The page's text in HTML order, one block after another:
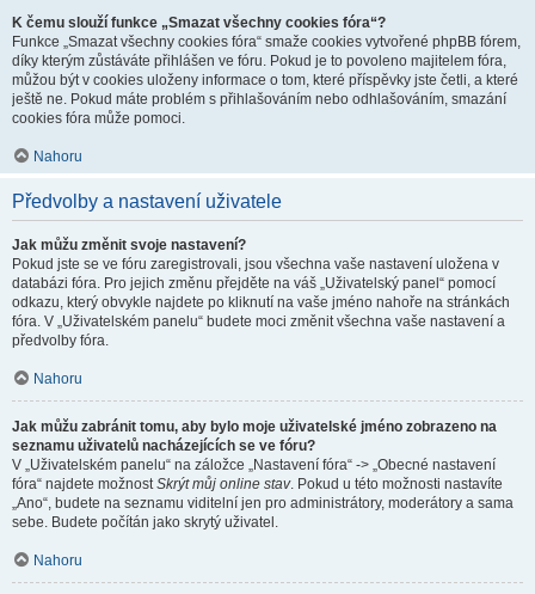
K čemu slouží funkce „Smazat všechny cookies fóra“?
Funkce „Smazat všechny cookies fóra“ smaže cookies vytvořené phpBB fórem,
díky kterým zůstáváte přihlášen ve fóru. Pokud je to povoleno majitelem fóra,
můžou být v cookies uloženy informace o tom, které příspěvky jste četli, a které
ještě ne. Pokud máte problém s přihlašováním nebo odhlašováním, smazání
cookies fóra může pomoci.
Nahoru
Předvolby a nastavení uživatele
Jak můžu změnit svoje nastavení?
Pokud jste se ve fóru zaregistrovali, jsou všechna vaše nastavení uložena v
databázi fóra. Pro jejich změnu přejděte na váš „Uživatelský panel“ pomocí
odkazu, který obvykle najdete po kliknutí na vaše jméno nahoře na stránkách
fóra. V „Uživatelském panelu“ budete moci změnit všechna vaše nastavení a
předvolby fóra.
Nahoru
Jak můžu zabránit tomu, aby bylo moje uživatelské jméno zobrazeno na
seznamu uživatelů nacházejících se ve fóru?
V „Uživatelském panelu“ na záložce „Nastavení fóra“ -> „Obecné nastavení
fóra“ najdete možnostSkrýt můj online stav. Pokud u této možnosti nastavíte
„Ano“, budete na seznamu viditelní jen pro administrátory, moderátory a sama
sebe. Budete počítán jako skrytý uživatel.
Nahoru